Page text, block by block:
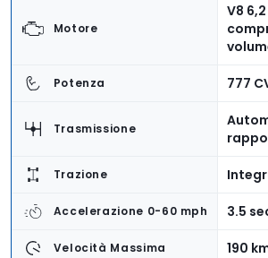
Motore
V8
Potenza 777
Trasmissione
Trazione
Accelerazione 0-60 mph 3.5
Velocità Massima 190